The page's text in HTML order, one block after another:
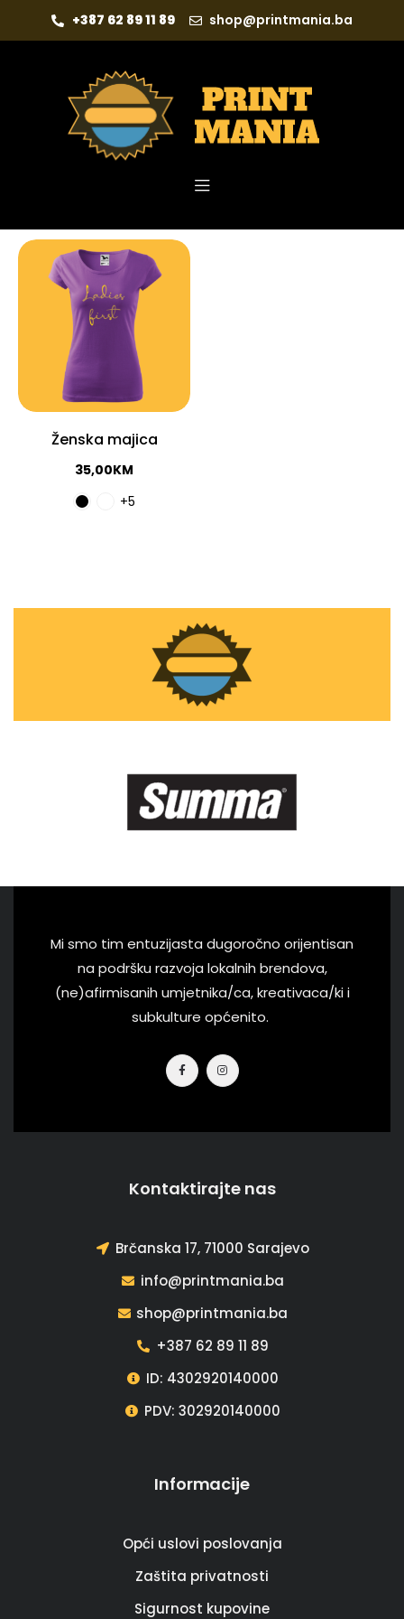
+387 62 89 11 89 shop@printmania.ba
Ženska majica
35,00KM
+5
Mi smo tim entuzijasta dugoročno orijentisan
na podršku razvoja lokalnih brendova,
(ne)afirmisanih umjetnika/ca, kreativaca/ki i
subkulture općenito.
Kontaktirajte nas
Brčanska 17, 71000 Sarajevo
info@printmania.ba
shop@printmania.ba
+387 62 89 11 89
ID: 4302920140000
PDV: 302920140000
Informacije
Opći uslovi poslovanja
Zaštita privatnosti
Sigurnost kupovine